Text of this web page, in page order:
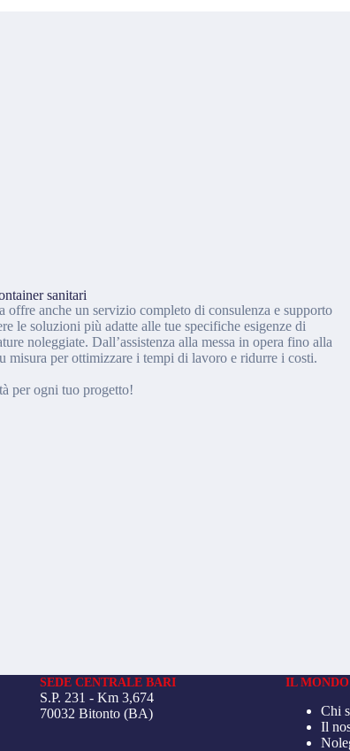
sanitari
anche un servizio completo di consulenza e supporto
le soluzioni più adatte alle tue specifiche esigenze di
noleggiate. Dall’assistenza alla messa in opera fino alla
per ottimizzare i tempi di lavoro e ridurre i costi.
per ogni tuo progetto!
SEDE CENTRALE BARI
S.P. 231 - Km 3,674
70032 Bitonto (BA)
IL
Chi
Il